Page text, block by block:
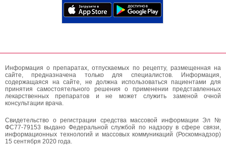
Информация о препаратах, отпускаемых по рецепту, размещенная на
сайте, предназначена только для специалистов. Информация,
содержащаяся на сайте, не должна использоваться пациентами для
принятия самостоятельного решения о применении представленных
лекарственных препаратов и не может служить заменой очной
консультации врача.
Свидетельство о регистрации средства массовой информации Эл №
ФС77-79153 выдано Федеральной службой по надзору в сфере связи,
информационных технологий и массовых коммуникаций (Роскомнадзор)
15 сентября 2020 года.